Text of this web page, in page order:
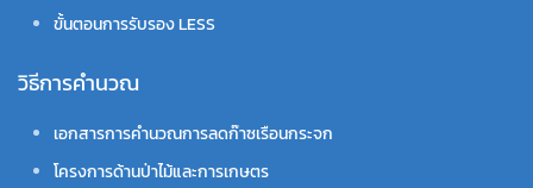
ขั้นตอนการรับรอง LESS
วิธีการคำนวณ
เอกสารการคำนวณการลดก๊าซเรือนกระจก
โครงการด้านป่าไม้และการเกษตร